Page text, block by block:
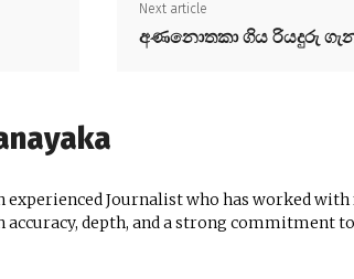
Next article
අණනොතකා ගිය රියදුරු
experienced Journalist who has worked
depth, and a strong commitment